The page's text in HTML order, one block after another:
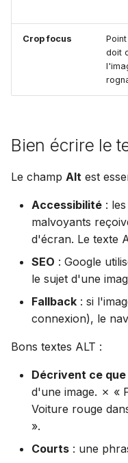
Crop focus
doit
Bien écrire le
Le champ Alt est
Accessibilité :
malvoyants
d'écran. Le texte
SEO : Google
le sujet d'une
Fallback : si
connexion), le
Bons textes ALT :
Décrivent ce
d'une image. ✗ «
Voiture rouge
».
Courts : une